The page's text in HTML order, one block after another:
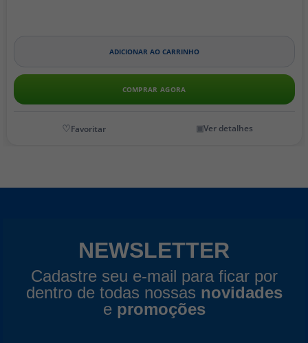
ADICIONAR AO CARRINHO
COMPRAR AGORA
Ver detalhes
NEWSLETTER
Cadastre seu e-mail para ficar por
dentro de todas nossas novidades
e promoções